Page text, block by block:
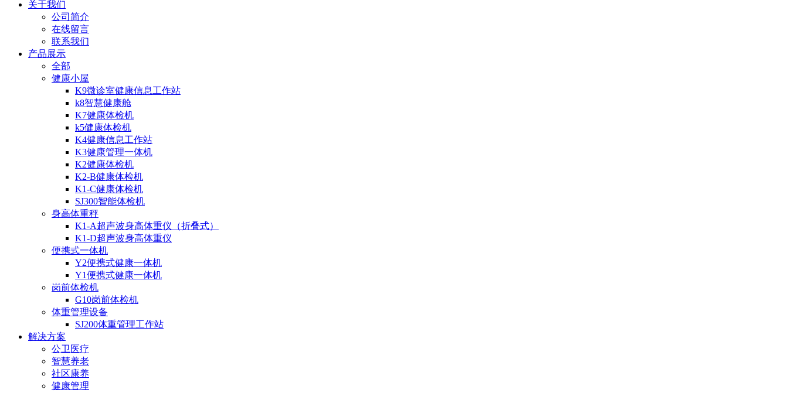
关于我们
公司简介
在线留言
联系我们
产品展示
全部
健康小屋
K9微诊室健康信息工作站
k8智慧健康舱
K7健康体检机
k5健康体检机
K4健康信息工作站
K3健康管理一体机
K2健康体检机
K2-B健康体检机
K1-C健康体检机
SJ300智能体检机
身高体重秤
K1-A超声波身高体重仪（折叠式）
K1-D超声波身高体重仪
便携式一体机
Y2便携式健康一体机
Y1便携式健康一体机
岗前体检机
G10岗前体检机
体重管理设备
SJ200体重管理工作站
解决方案
公卫医疗
智慧养老
社区康养
健康管理